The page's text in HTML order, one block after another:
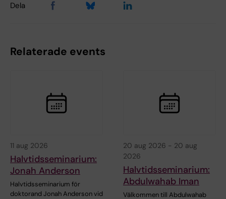
Dela
Relaterade events
11 aug 2026
Halvtidsseminarium:
Jonah Anderson
Halvtidsseminarium för
doktorand Jonah Anderson vid
20 aug 2026 - 20 aug
2026
Halvtidsseminarium:
Abdulwahab Iman
Välkommen till Abdulwahab